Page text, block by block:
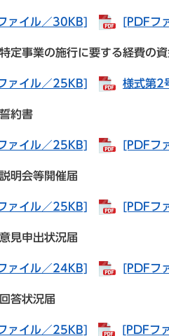
ァイル／30KB] [PDFフ
定事業の施行に要する経費の
ァイル／25KB] 様式第2
約書
ァイル／25KB] [PDFフ
明会等開催届
ァイル／25KB] [PDFフ
見申出状況届
ァイル／24KB] [PDFフ
答状況届
ァイル／25KB] [PDFフ